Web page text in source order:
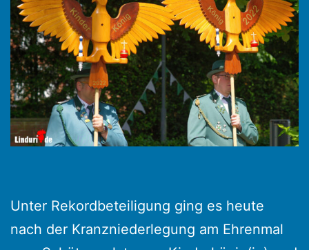
Unter Rekordbeteiligung ging es heute
nach der Kranzniederlegung am Ehrenmal